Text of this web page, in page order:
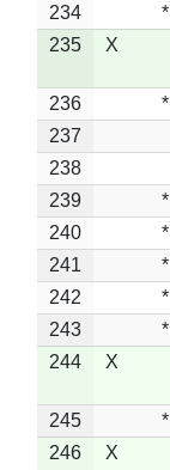
234
*
235
X
236 *
237
238
239
*
240
*
241
*
242
*
243
*
244
X
245 *
246
X